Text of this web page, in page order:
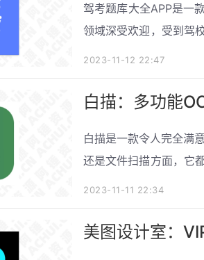
驾考题库大全APP是一
领域深受欢迎，受到驾
2023-11-12 22:47
白描：多功能
白描是一款令人完全满
还是文件扫描方面，它
度超高。无论您处于
别与扫描的便捷体验。
2023-11-11 22:34
美图设计室：